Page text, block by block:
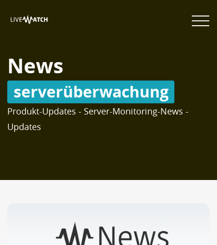
News
serverüberwachung
Produkt-Updates - Server-Monitoring-News -
Updates